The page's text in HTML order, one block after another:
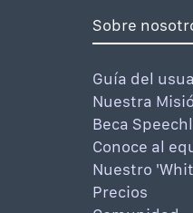
Sobre
Guía del
Nuestra
Beca
Conoce al
Nuestro
Precios